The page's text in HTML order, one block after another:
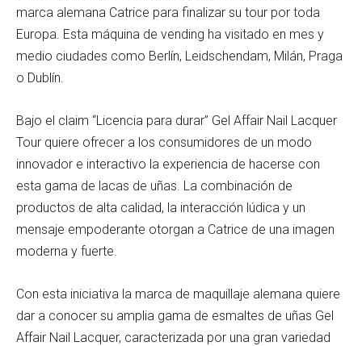
marca alemana Catrice para finalizar su tour por toda
Europa. Esta máquina de vending ha visitado en mes y
medio ciudades como Berlín, Leidschendam, Milán, Praga
o Dublín.
Bajo el claim “Licencia para durar” Gel Affair Nail Lacquer
Tour quiere ofrecer a los consumidores de un modo
innovador e interactivo la experiencia de hacerse con
esta gama de lacas de uñas. La combinación de
productos de alta calidad, la interacción lúdica y un
mensaje empoderante otorgan a Catrice de una imagen
moderna y fuerte.
Con esta iniciativa la marca de maquillaje alemana quiere
dar a conocer su amplia gama de esmaltes de uñas Gel
Affair Nail Lacquer, caracterizada por una gran variedad